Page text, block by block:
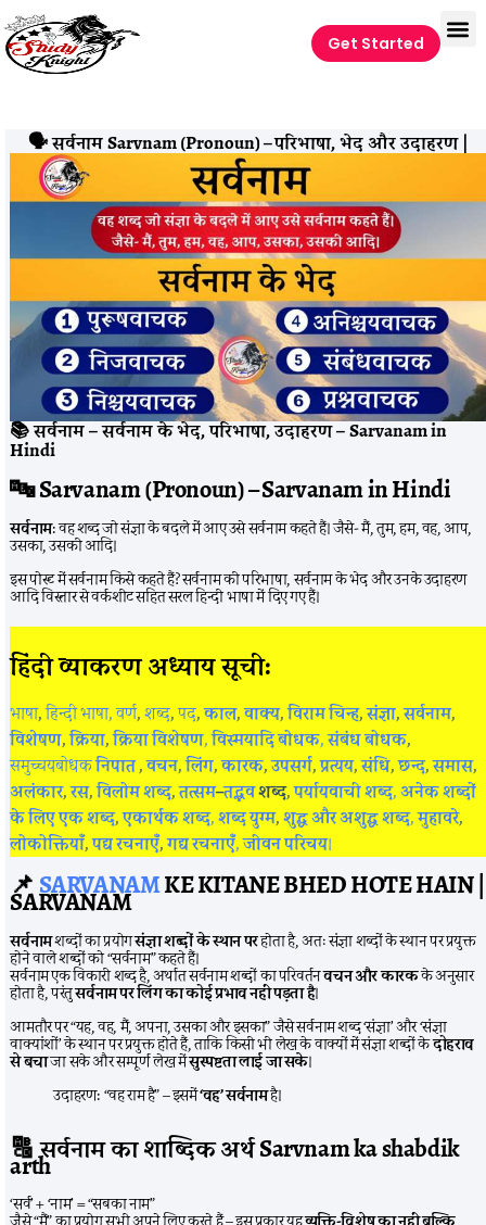
Get Started
🗣️ सर्वनाम Sarvnam (Pronoun) – परिभाषा, भेद और उदाहरण |
📚 सर्वनाम – सर्वनाम के भेद, परिभाषा, उदाहरण – Sarvanam in
Hindi
🔤Sarvanam (Pronoun) – Sarvanam in Hindi
सर्वनाम: वह शब्द जो संज्ञा के बदले में आए उसे सर्वनाम कहते हैं। जैसे- मैं, तुम, हम, वह, आप,
उसका, उसकी आदि।
इस पोस्ट में सर्वनाम किसे कहते हैं? सर्वनाम की परिभाषा, सर्वनाम के भेद और उनके उदाहरण
आदि विस्तार से वर्कशीट सहित सरल हिन्दी भाषा में दिए गए हैं।
हिंदी व्याकरण अध्याय सूची:
भाषा,हिन्दी भाषा,वर्ण,शब्द,पद,काल,वाक्य,विराम चिन्ह,संज्ञा,सर्वनाम,
विशेषण,क्रिया,क्रिया विशेषण,विस्मयादि बोधक,संबंध बोधक,
समुच्चयबोधकनिपात,वचन,लिंग,कारक,उपसर्ग,प्रत्यय,संधि,छन्द,समास,
अलंकार,रस,विलोम शब्द,तत्सम–तद्भवशब्द,पर्यायवाची शब्द,अनेक शब्दों
के लिए एक शब्द,एकार्थक शब्द,शब्द युग्म,शुद्ध और अशुद्ध शब्द,मुहावरे,
लोकोक्तियाँ,पद्य रचनाएँ,गद्य रचनाएँ,जीवन परिचय।
📌SARVANAMKE KITANE BHED HOTE HAIN |
SARVANAM
सर्वनामशब्दों का प्रयोगसंज्ञा शब्दों के स्थान परहोता है, अतः संज्ञा शब्दों के स्थान पर प्रयुक्त
होने वाले शब्दों को “सर्वनाम” कहते हैं।
सर्वनाम एक विकारी शब्द है, अर्थात सर्वनाम शब्दों का परिवर्तनवचन और कारकके अनुसार
होता है, परंतुसर्वनाम पर लिंग का कोई प्रभाव नहीं पड़ता है।
आमतौर पर “यह, वह, मैं, अपना, उसका और इसका” जैसे सर्वनाम शब्द ‘संज्ञा’ और ‘संज्ञा
वाक्यांशों’ के स्थान पर प्रयुक्त होते हैं, ताकि किसी भी लेख के वाक्यों में संज्ञा शब्दों केदोहराव
से बचाजा सके और सम्पूर्ण लेख मेंसुस्पष्टता लाई जा सके।
उदाहरण: “वह राम है” – इसमें‘वह’ सर्वनामहै।
🔠सर्वनाम का शाब्दिक अर्थ Sarvnam ka shabdik
arth
‘सर्व’ + ‘नाम’ = “सबका नाम”